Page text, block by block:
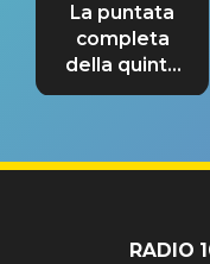
La puntata
completa
della quinta
tappa
RADIO